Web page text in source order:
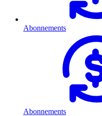
Abonnements
Abonnements